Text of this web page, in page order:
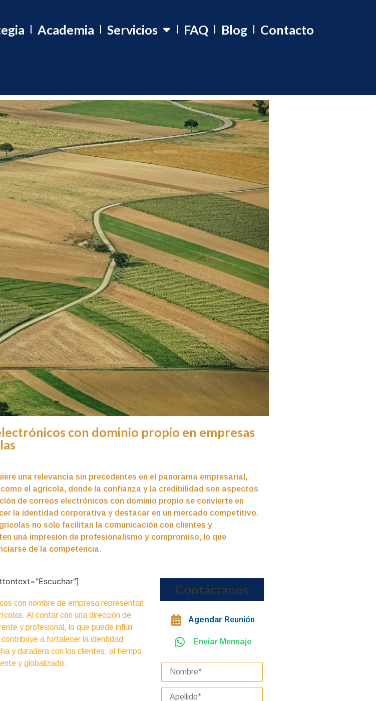
Academia Servicios FAQ Blog Contacto
con dominio propio en empresas
una relevancia sin precedentes en el panorama empresarial,
el agrícola, donde la confianza y la credibilidad son aspectos
de correos electrónicos con dominio propio se convierte en
la identidad corporativa y destacar en un mercado competitivo.
no solo facilitan la comunicación con clientes y
una impresión de profesionalismo y compromiso, lo que
de la competencia.
con nombre de empresa representan
Al contar con una dirección de
y profesional, lo que puede influir
a fortalecer la identidad
y duradera con los clientes, al tiempo
y globalizado.
Contáctanos
Agendar Reunión
Enviar Mensaje